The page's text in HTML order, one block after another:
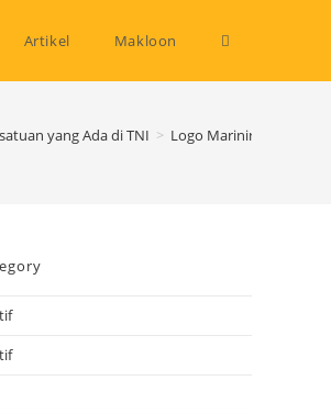
Artikel Makloon Toggle
yang Ada di TNI > Logo Marinir png